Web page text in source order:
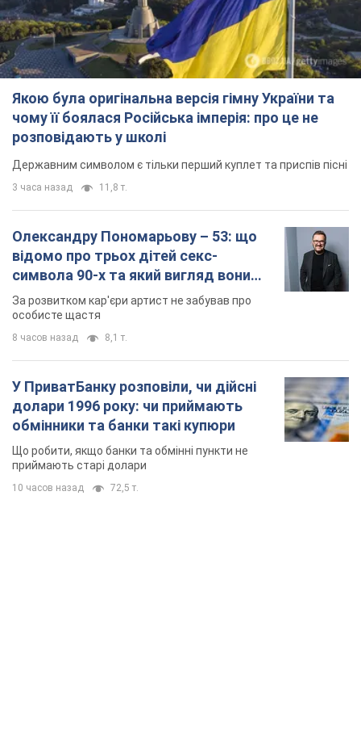
Якою була оригінальна версія гімну України та
чому її боялася Російська імперія: про це не
розповідають у школі
Державним символом є тільки перший куплет та приспів пісні
3 часа назад 11,8 т.
Олександру Пономарьову – 53: що
відомо про трьох дітей секс-
символа 90-х та який вигляд вони
мають
За розвитком кар'єри артист не забував про
особисте щастя
8 часов назад 8,1 т.
У ПриватБанку розповіли, чи дійсні
долари 1996 року: чи приймають
обмінники та банки такі купюри
Що робити, якщо банки та обмінні пункти не
приймають старі долари
10 часов назад 72,5 т.